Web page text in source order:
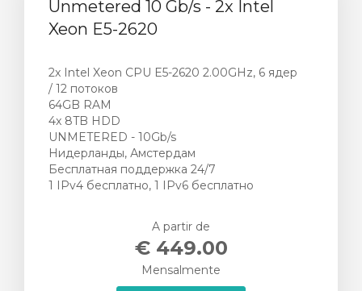
Unmetered 10 Gb/s - 2x Intel
Xeon E5-2620
2x Intel Xeon CPU E5-2620 2.00GHz, 6 ядер
/ 12 потоков
64GB RAM
4x 8TB HDD
UNMETERED - 10Gb/s
Нидерланды, Амстердам
Бесплатная поддержка 24/7
1 IPv4 бесплатно, 1 IPv6 бесплатно
A partir de
€ 449.00
Mensalmente